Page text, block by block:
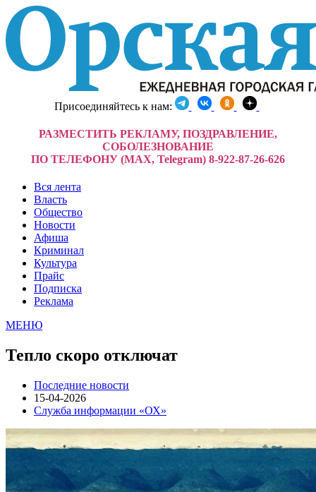
Присоединяйтесь к нам:
РАЗМЕСТИТЬ РЕКЛАМУ, ПОЗДРАВЛЕНИЕ,
СОБОЛЕЗНОВАНИЕ
ПО ТЕЛЕФОНУ (MAX, Telegram) 8-922-87-26-626
Вся лента
Власть
Общество
Новости
Афиша
Криминал
Культура
Прайс
Подписка
Реклама
МЕНЮ
Тепло скоро отключат
Последние новости
15-04-2026
Служба информации «ОХ»